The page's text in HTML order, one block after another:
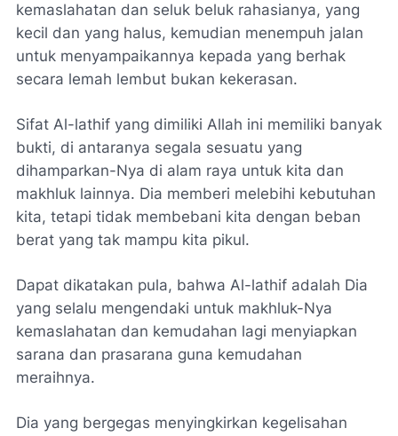
kemaslahatan dan seluk beluk rahasianya, yang
kecil dan yang halus, kemudian menempuh jalan
untuk menyampaikannya kepada yang berhak
secara lemah lembut bukan kekerasan.
Sifat Al-lathif yang dimiliki Allah ini memiliki banyak
bukti, di antaranya segala sesuatu yang
dihamparkan-Nya di alam raya untuk kita dan
makhluk lainnya. Dia memberi melebihi kebutuhan
kita, tetapi tidak membebani kita dengan beban
berat yang tak mampu kita pikul.
Dapat dikatakan pula, bahwa Al-lathif adalah Dia
yang selalu mengendaki untuk makhluk-Nya
kemaslahatan dan kemudahan lagi menyiapkan
sarana dan prasarana guna kemudahan
meraihnya.
Dia yang bergegas menyingkirkan kegelisahan